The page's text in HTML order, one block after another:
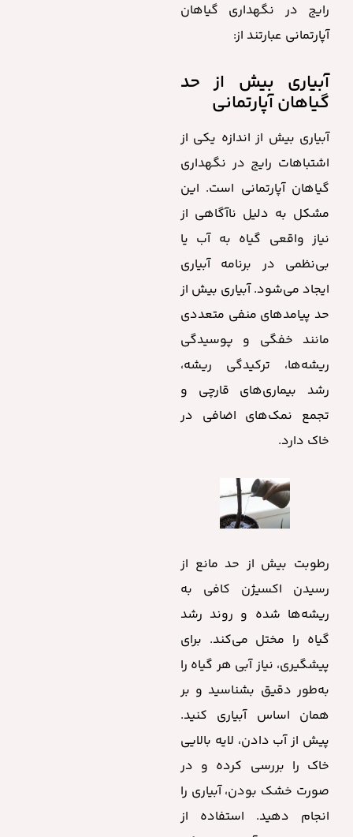
رایج در نگهداری گیاهان
آپارتمانی عبارتند از:
آبیاری بیش از حد
گیاهان آپارتمانی
آبیاری بیش از اندازه یکی از
اشتباهات رایج در نگهداری
گیاهان آپارتمانی است. این
مشکل به دلیل ناآگاهی از
نیاز واقعی گیاه به آب یا
بی‌نظمی در برنامه آبیاری
ایجاد می‌شود. آبیاری بیش از
حد پیامدهای منفی متعددی
مانند خفگی و پوسیدگی
ریشه‌ها، ترکیدگی ریشه،
رشد بیماری‌های قارچی و
تجمع نمک‌های اضافی در
خاک دارد.
رطوبت بیش از حد مانع از
رسیدن اکسیژن کافی به
ریشه‌ها شده و روند رشد
گیاه را مختل می‌کند. برای
پیشگیری، نیاز آبی هر گیاه را
به‌طور دقیق بشناسید و بر
همان اساس آبیاری کنید.
پیش از آب دادن، لایه بالایی
خاک را بررسی کرده و در
صورت خشک بودن، آبیاری را
انجام دهید. استفاده از